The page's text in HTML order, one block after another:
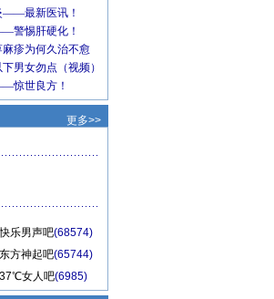
更多>>
乐男声吧(68574)
东方神起吧(65744)
37℃女人吧(6985)